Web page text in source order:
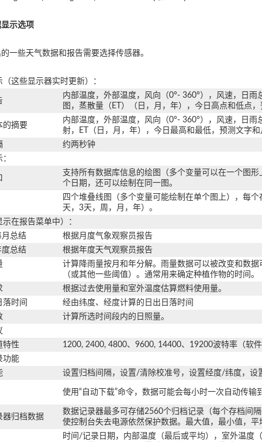
示选项
一些天气数据和报告需要选择传感器。
（这些显示器实时更新）：
内部温度，外部温度，风向（0°- 360°），风速，日
图，蒸散量（ET）（日，月，年），今日高点和低点
的摘要
内部温度，外部温度，风向（0°- 360°），风速，日
射，ET（日，月，年），今日最高和最低，预测文字
约两秒钟
支持所有数据库信息的绘图（多个变量可以在一个图
个日期，还可以绘制在同一图。
四个堆叠线图（多个变量可能绘制在单个图上），每
天，3天，周，月，年）。
在报告菜单中）：
总结
根据月度气象观察员报告
总结
根据年度天气观察员报告
计算降雨量按月和年分解。雨量数据可以被改变和数
（或其他一些阈值）。通常用来确定种植作物的时间。
根据过去使用量和室外温度估算燃料使用量。
时间
经由纬度、经度计算的日出日落时间
计算所选时间段内的日照量。
特性
1200, 2400, 4800、9600, 14400、19200波特率（软
功能
设置归档间隔，设置/清除校准号，设置经度/纬度，
使用“自动下载”命令，数据可能会每小时一次自动传
器归档数据
数据记录器最多可存储2560个归档记录（每个存档间
使控制台失去电源依然保护数据。最大值，最小值，
时间/记录日期，内部温度（最后或平均），室外温度